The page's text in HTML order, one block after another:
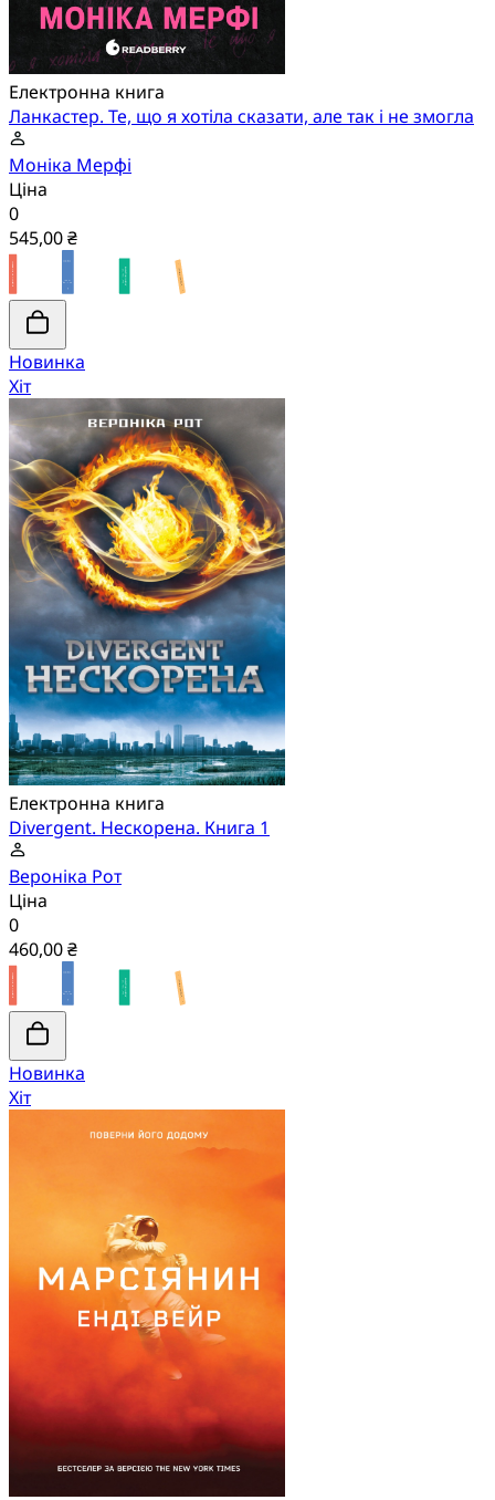
Електронна книга
Ланкастер. Те, що я хотіла сказати, але так і не змогла
Моніка Мерфі
Ціна
0
545,00 ₴
Новинка
Хіт
Електронна книга
Divergent. Нескорена. Книга 1
Вероніка Рот
Ціна
0
460,00 ₴
Новинка
Хіт